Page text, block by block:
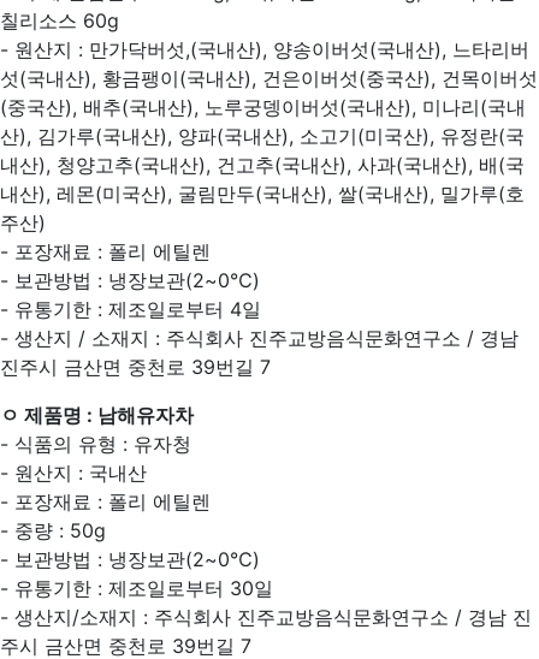
칠리소스 60g
- 원산지 : 만가닥버섯,(국내산), 양송이버섯(국내산), 느타리버
섯(국내산), 황금팽이(국내산), 건은이버섯(중국산), 건목이버섯
(중국산), 배추(국내산), 노루궁뎅이버섯(국내산), 미나리(국내
산), 김가루(국내산), 양파(국내산), 소고기(미국산), 유정란(국
내산), 청양고추(국내산), 건고추(국내산), 사과(국내산), 배(국
내산), 레몬(미국산), 굴림만두(국내산), 쌀(국내산), 밀가루(호
주산)
- 포장재료 : 폴리 에틸렌
- 보관방법 : 냉장보관(2~0℃)
- 유통기한 : 제조일로부터 4일
- 생산지 / 소재지 : 주식회사 진주교방음식문화연구소 / 경남
진주시 금산면 중천로 39번길 7
ㅇ 제품명 : 남해유자차
- 식품의 유형 : 유자청
- 원산지 : 국내산
- 포장재료 : 폴리 에틸렌
- 중량 : 50g
- 보관방법 : 냉장보관(2~0℃)
- 유통기한 : 제조일로부터 30일
- 생산지/소재지 : 주식회사 진주교방음식문화연구소 / 경남 진
주시 금산면 중천로 39번길 7